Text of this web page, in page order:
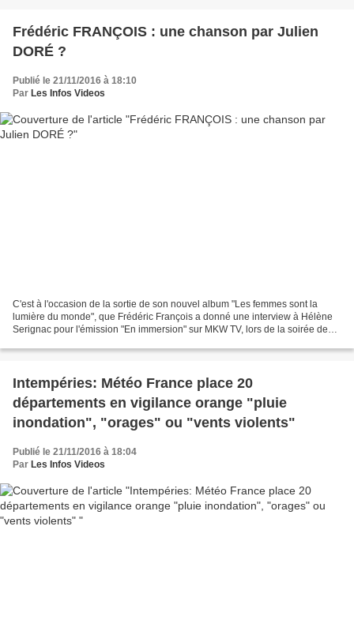
Frédéric FRANÇOIS : une chanson par Julien
DORÉ ?
Publié le 21/11/2016 à 18:10
Par Les Infos Videos
C'est à l'occasion de la sortie de son nouvel album "Les femmes sont la
lumière du monde", que Frédéric François a donné une interview à Hélène
Serignac pour l'émission "En immersion" sur MKW TV, lors de la soirée des
Intempéries: Météo France place 20
départements en vigilance orange "pluie
inondation", "orages" ou "vents violents"
Publié le 21/11/2016 à 18:04
Par Les Infos Videos